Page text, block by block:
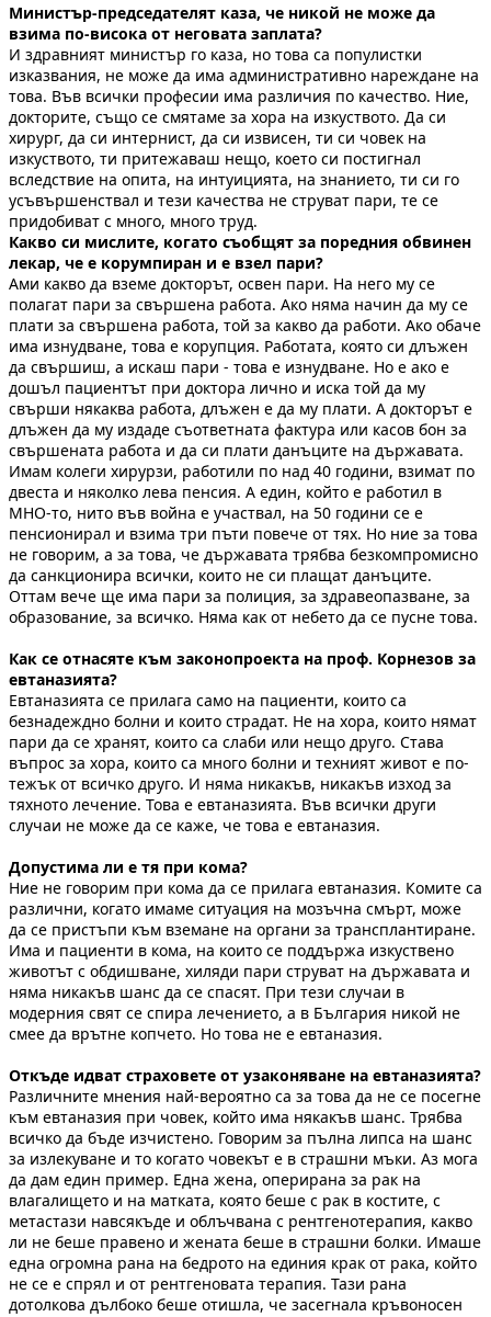
Министър-председателят каза, че никой не може да
взима по-висока от неговата заплата?
И здравният министър го каза, но това са популистки
изказвания, не може да има административно нареждане на
това. Във всички професии има различия по качество. Ние,
докторите, също се смятаме за хора на изкуството. Да си
хирург, да си интернист, да си извисен, ти си човек на
изкуството, ти притежаваш нещо, което си постигнал
вследствие на опита, на интуицията, на знанието, ти си го
усъвършенствал и тези качества не струват пари, те се
придобиват с много, много труд.
Какво си мислите, когато съобщят за поредния обвинен
лекар, че е корумпиран и е взел пари?
Ами какво да вземе докторът, освен пари. На него му се
полагат пари за свършена работа. Ако няма начин да му се
плати за свършена работа, той за какво да работи. Ако обаче
има изнудване, това е корупция. Работата, която си длъжен
да свършиш, а искаш пари - това е изнудване. Но е ако е
дошъл пациентът при доктора лично и иска той да му
свърши някаква работа, длъжен е да му плати. А докторът е
длъжен да му издаде съответната фактура или касов бон за
свършената работа и да си плати данъците на държавата.
Имам колеги хирурзи, работили по над 40 години, взимат по
двеста и няколко лева пенсия. А един, който е работил в
МНО-то, нито във война е участвал, на 50 години се е
пенсионирал и взима три пъти повече от тях. Но ние за това
не говорим, а за това, че държавата трябва безкомпромисно
да санкционира всички, които не си плащат данъците.
Оттам вече ще има пари за полиция, за здравеопазване, за
образование, за всичко. Няма как от небето да се пусне това.
Как се отнасяте към законопроекта на проф. Корнезов за
евтаназията?
Евтаназията се прилага само на пациенти, които са
безнадеждно болни и които страдат. Не на хора, които нямат
пари да се хранят, които са слаби или нещо друго. Става
въпрос за хора, които са много болни и техният живот е по-
тежък от всичко друго. И няма никакъв, никакъв изход за
тяхното лечение. Това е евтаназията. Във всички други
случаи не може да се каже, че това е евтаназия.
Допустима ли е тя при кома?
Ние не говорим при кома да се прилага евтаназия. Комите са
различни, когато имаме ситуация на мозъчна смърт, може
да се пристъпи към вземане на органи за трансплантиране.
Има и пациенти в кома, на които се поддържа изкуствено
животът с обдишване, хиляди пари струват на държавата и
няма никакъв шанс да се спасят. При тези случаи в
модерния свят се спира лечението, а в България никой не
смее да врътне копчето. Но това не е евтаназия.
Откъде идват страховете от узаконяване на евтаназията?
Различните мнения най-вероятно са за това да не се посегне
към евтаназия при човек, който има някакъв шанс. Трябва
всичко да бъде изчистено. Говорим за пълна липса на шанс
за излекуване и то когато човекът е в страшни мъки. Аз мога
да дам един пример. Една жена, оперирана за рак на
влагалището и на матката, която беше с рак в костите, с
метастази навсякъде и облъчвана с рентгенотерапия, какво
ли не беше правено и жената беше в страшни болки. Имаше
една огромна рана на бедрото на единия крак от рака, който
не се е спрял и от рентгеновата терапия. Тази рана
дотолкова дълбоко беше отишла, че засегнала кръвоносен